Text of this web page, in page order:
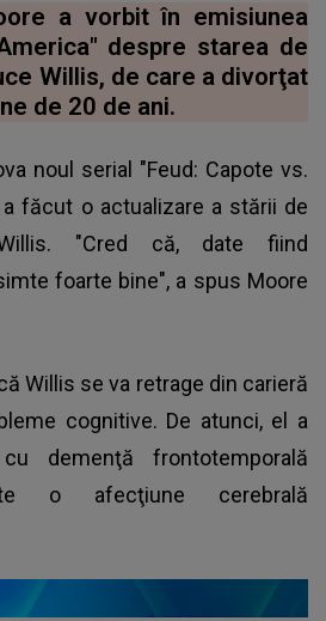
a vorbit în emisiunea
despre starea de
Willis, de care a divorţat
de 20 de ani.
noul serial "Feud: Capote vs.
făcut o actualizare a stării de
"Cred că, date fiind
foarte bine", a spus Moore
Willis se va retrage din carieră
cognitive. De atunci, el a
demenţă frontotemporală
o afecţiune cerebrală